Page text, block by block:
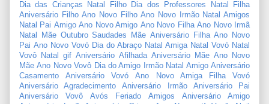
Dia das Crianças
Natal Filho Dia dos Professores
Natal Filha
Aniversário Filho Ano Novo Filho Ano Novo Irmão Natal Amigos
Natal Pai Amigo Ano Novo Amigo Ano Novo Filha Ano Novo Irmã
Natal Mãe Outubro Saudades Mãe Aniversário Filha Ano Novo
Pai Ano Novo Vovó Dia do Abraço Natal Amiga Natal Vovó Natal
Vovô
Natal gif Aniversário Afilhada Aniversário Mãe Ano Novo
Mãe Ano Novo Vovô Dia do Amigo Irmão Natal Amigo Aniversário
Casamento
Aniversário Vovó Ano Novo Amiga Filha
Vovó
Aniversário Agradecimento
Aniversário Irmão
Aniversário Pai
Aniversário Vovô
Avós Feriado Amigos
Aniversário Amigo